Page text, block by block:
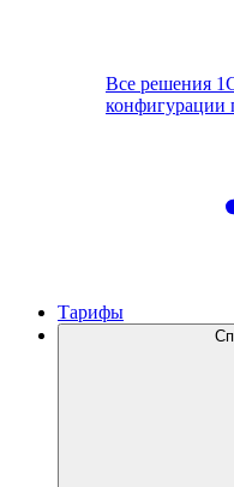
Все решения
конфигурации
Тарифы